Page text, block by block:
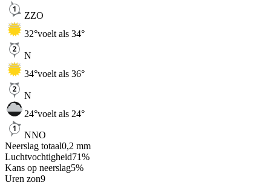
ZZO
32°voelt als 34°
N
34°voelt als 36°
N
24°voelt als 24°
NNO
Neerslag totaal0,2 mm
Luchtvochtigheid71%
Kans op neerslag5%
Uren zon9